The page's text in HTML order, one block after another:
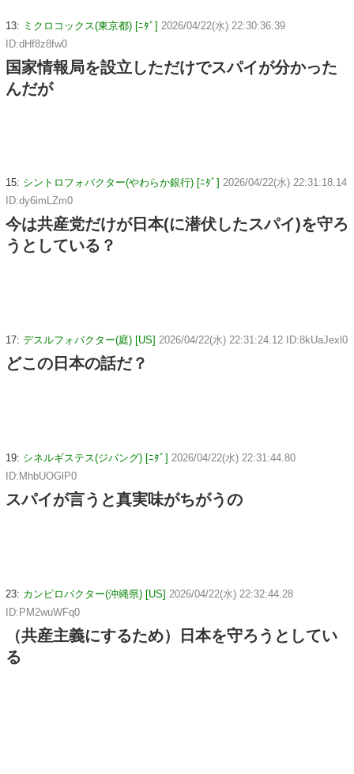
13: ミクロコックス(東京都) [ﾆﾀﾞ] 2026/04/22(水) 22:30:36.39
ID:dHf8z8fw0
国家情報局を設立しただけでスパイが分かった
んだが
15: シントロフォバクター(やわらか銀行) [ﾆﾀﾞ] 2026/04/22(水) 22:31:18.14
ID:dy6imLZm0
今は共産党だけが日本(に潜伏したスパイ)を守ろ
うとしている？
17: デスルフォバクター(庭) [US] 2026/04/22(水) 22:31:24.12 ID:8kUaJexl0
どこの日本の話だ？
19: シネルギステス(ジパング) [ﾆﾀﾞ] 2026/04/22(水) 22:31:44.80
ID:MhbUOGlP0
スパイが言うと真実味がちがうの
23: カンピロバクター(沖縄県) [US] 2026/04/22(水) 22:32:44.28
ID:PM2wuWFq0
（共産主義にするため）日本を守ろうとしてい
る